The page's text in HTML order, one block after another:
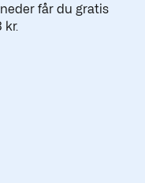
får du gratis
kr.